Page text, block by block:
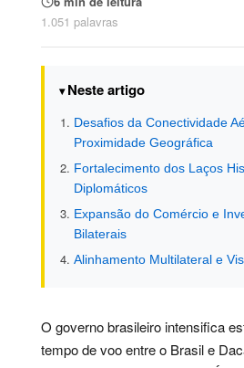
1.051 palavras
Neste artigo
Desafios da Conectividade
Proximidade Geográfica
Fortalecimento dos Laços
Diplomáticos
Expansão do Comércio e
Bilaterais
Alinhamento Multilateral e
O governo brasileiro intensifica
tempo de voo entre o Brasil e